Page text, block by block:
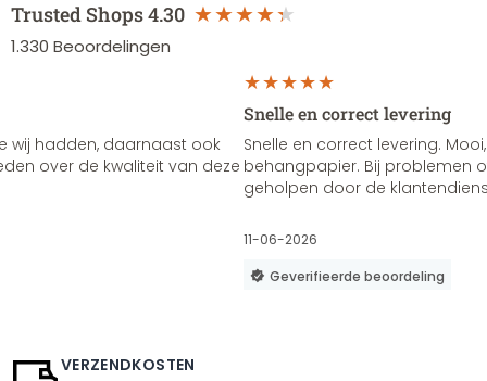
Trusted Shops4.30
1.330 Beoordelingen
wij hadden, daarnaast ook
over de kwaliteit van deze
Snelle en correct levering
Snelle en correct levering.
behangpapier. Bij problemen
geholpen door de
11-06-2026
Geverifieerde beoordeling
VERZENDKOSTEN